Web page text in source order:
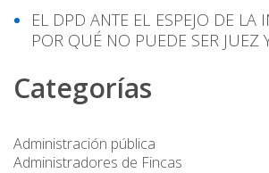
EL DPD ANTE EL ESPEJO DE LA
POR QUÉ NO PUEDE SER JUEZ
Categorías
Administración pública
Administradores de Fincas